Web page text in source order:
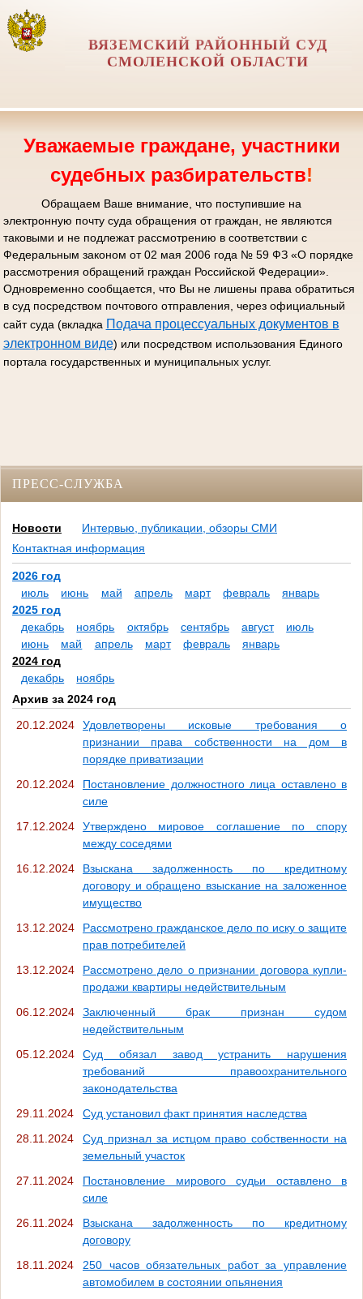
ВЯЗЕМСКИЙ РАЙОННЫЙ СУД
СМОЛЕНСКОЙ ОБЛАСТИ
Уважаемые граждане, участники
судебных разбирательств!
Обращаем Ваше внимание, что поступившие на
электронную почту суда обращения от граждан, не являются
таковыми и не подлежат рассмотрению в соответствии с
Федеральным законом от 02 мая 2006 года № 59 ФЗ «О порядке
рассмотрения обращений граждан Российской Федерации».
Одновременно сообщается, что Вы не лишены права обратиться
в суд посредством почтового отправления, через официальный
сайт суда (вкладка Подача процессуальных документов в
электронном виде) или посредством использования Единого
портала государственных и муниципальных услуг.
ПРЕСС-СЛУЖБА
Новости
Интервью, публикации, обзоры СМИ
Контактная информация
2026 год
июль
июнь май апрель март февраль
январь
2025 год
декабрь
ноябрь октябрь сентябрь август
июль
июнь
май апрель март февраль
январь
2024 год
декабрь
ноябрь
Архив за 2024 год
20.12.2024
Удовлетворены исковые требования о
признании права собственности на дом в
порядке приватизации
20.12.2024
Постановление должностного лица оставлено в
силе
17.12.2024
Утверждено мировое соглашение по спору
между соседями
16.12.2024
Взыскана задолженность по кредитному
договору и обращено взыскание на заложенное
имущество
13.12.2024
Рассмотрено гражданское дело по иску о защите
прав потребителей
13.12.2024
Рассмотрено дело о признании договора купли-
продажи квартиры недействительным
06.12.2024
Заключенный брак признан судом
недействительным
05.12.2024
Суд обязал завод устранить нарушения
требований правоохранительного
законодательства
29.11.2024
Суд установил факт принятия наследства
28.11.2024
Суд признал за истцом право собственности на
земельный участок
27.11.2024
Постановление мирового судьи оставлено в
силе
26.11.2024
Взыскана задолженность по кредитному
договору
18.11.2024
250 часов обязательных работ за управление
автомобилем в состоянии опьянения